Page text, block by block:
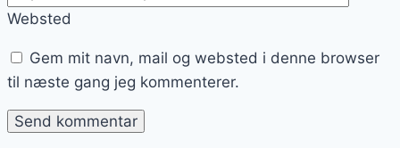
Websted
Gem mit navn, mail og websted i denne browser
til næste gang jeg kommenterer.